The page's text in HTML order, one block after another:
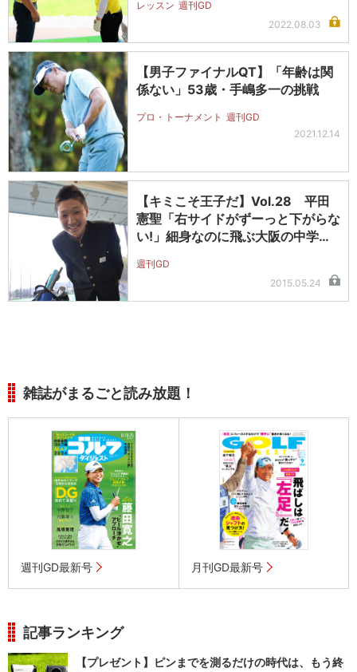
レッスン 週刊GD
2022.08.03
【男子ファイナルQT】「年齢は関
係ない」53歳・手嶋多一の挑戦
プロ・トーナメント 週刊GD
2021.12.14
【キミこそ王子だ】Vol.28 平田
憲聖「右サイドがずーっと下がらな
い!」細身なのに飛ぶ大阪の中学
週刊GD
2015.05.24
雑誌がまるごと読み放題！
週刊GD最新号 月刊GD最新号
記事ランキング
【プレゼント】ピンまでを測るだけの時代は、もう終